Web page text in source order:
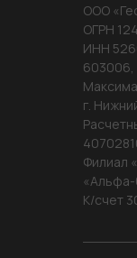
ООО
ОГРН
ИНН
603006,
г.
Филиал
«Альфа-
К/счет